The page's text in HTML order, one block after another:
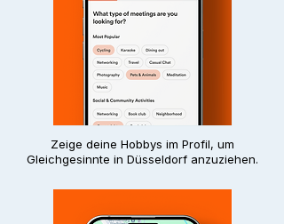
Zeige deine Hobbys im Profil, um
Gleichgesinnte in Düsseldorf anzuziehen.